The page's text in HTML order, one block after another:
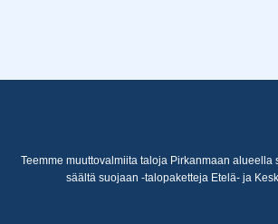
Teemme muuttovalmiita taloja Pirkanmaan alueella
säältä suojaan -talopaketteja Etelä- ja